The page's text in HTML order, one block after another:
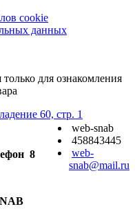
cookie
данных
для ознакомления
60, стр. 1
8
web-snab
458843445
web-
snab@mail.ru